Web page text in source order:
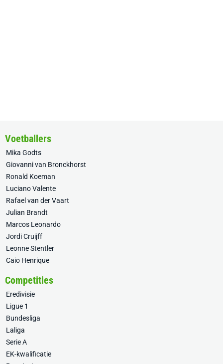
Voetballers
Mika Godts
Giovanni van Bronckhorst
Ronald Koeman
Luciano Valente
Rafael van der Vaart
Julian Brandt
Marcos Leonardo
Jordi Cruijff
Leonne Stentler
Caio Henrique
Competities
Eredivisie
Ligue 1
Bundesliga
Laliga
Serie A
EK-kwalificatie